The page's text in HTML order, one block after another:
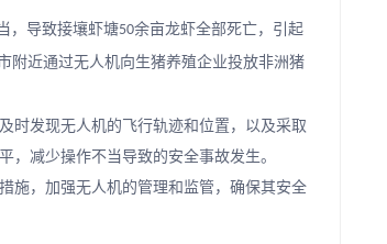
，导致接壤虾塘50余亩龙虾全部死亡，引起
附近通过无人机向生猪养殖企业投放非洲猪
时发现无人机的飞行轨迹和位置，以及采取
减少操作不当导致的安全事故发生。
施，加强无人机的管理和监管，确保其安全